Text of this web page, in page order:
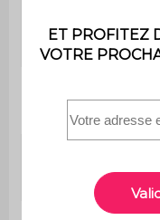
Garnissage
dossier
chaise